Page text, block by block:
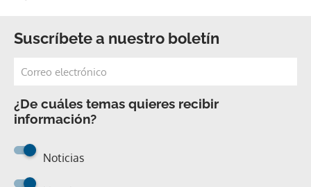
Suscríbete a nuestro boletín
¿De cuáles temas quieres recibir
información?
Noticias